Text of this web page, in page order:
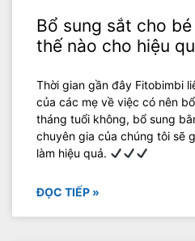
Bổ sung sắt cho
thế nào cho hiệu
Thời gian gần đây Fitobimbi
của các mẹ về việc có nên
tháng tuổi không, bổ sung
chuyên gia của chúng tôi sẽ
làm hiệu quả.
ĐỌC TIẾP »